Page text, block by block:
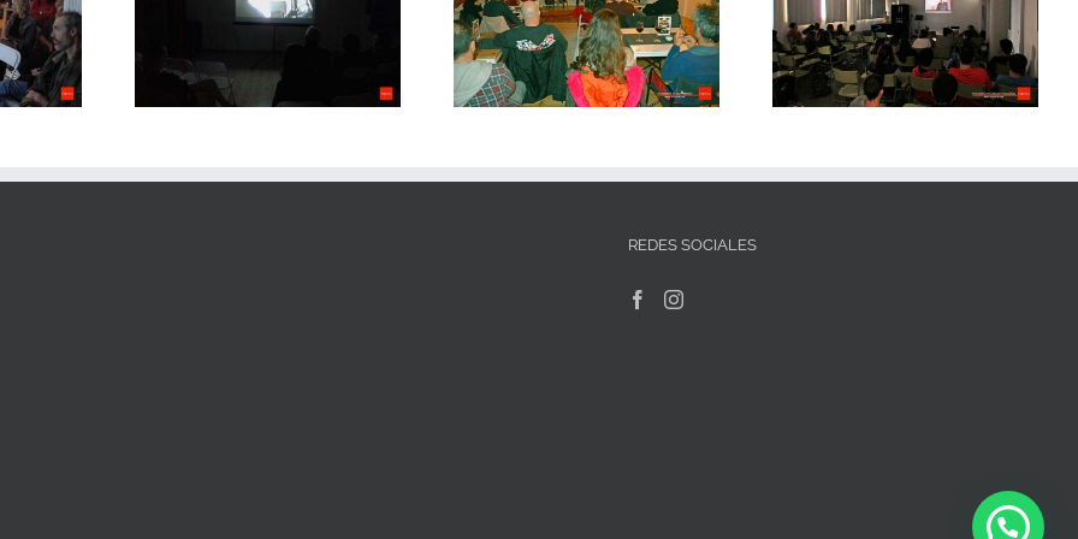
anna
ferrer espai
d
aiguallums adrian cardona
aiguallums diego picabea
enric riera el hijo del
taxidermista ies marc ferrer
REDES SOCIALES